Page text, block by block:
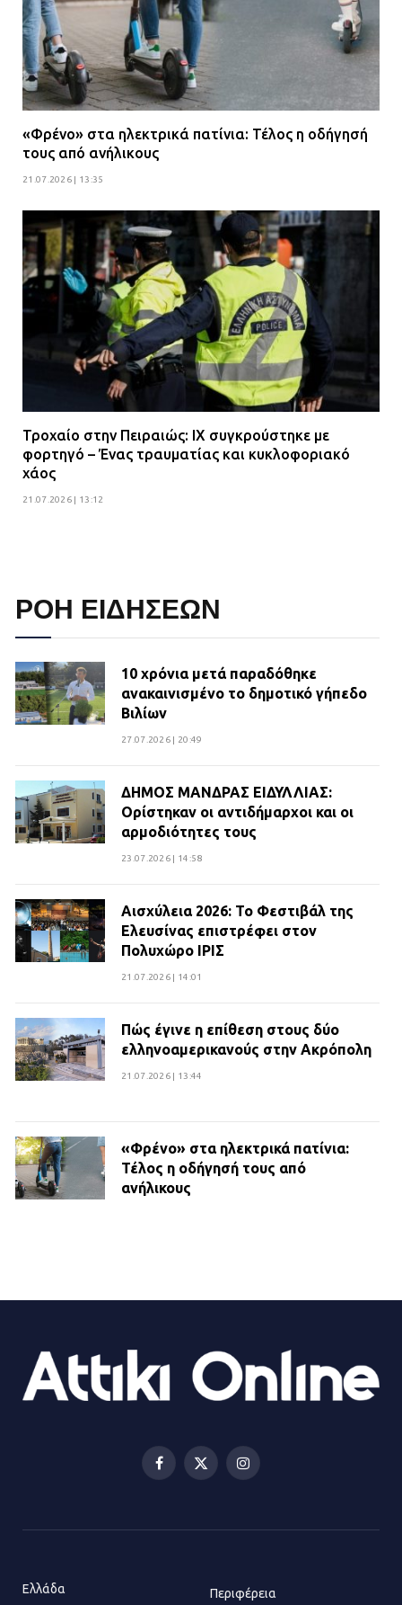
«Φρένο» στα ηλεκτρικά πατίνια: Τέλος η οδήγησή
τους από ανήλικους
21.07.2026 | 13:35
Τροχαίο στην Πειραιώς: ΙΧ συγκρούστηκε με
φορτηγό – Ένας τραυματίας και κυκλοφοριακό
χάος
21.07.2026 | 13:12
ΡΟΗ ΕΙΔΗΣΕΩΝ
10 χρόνια μετά παραδόθηκε
ανακαινισμένο το δημοτικό γήπεδο
Βιλίων
27.07.2026 | 20:49
ΔΗΜΟΣ ΜΑΝΔΡΑΣ ΕΙΔΥΛΛΙΑΣ:
Ορίστηκαν οι αντιδήμαρχοι και οι
αρμοδιότητες τους
23.07.2026 | 14:58
Αισχύλεια 2026: Το Φεστιβάλ της
Ελευσίνας επιστρέφει στον
Πολυχώρο ΙΡΙΣ
21.07.2026 | 14:01
Πώς έγινε η επίθεση στους δύο
ελληνοαμερικανούς στην Ακρόπολη
21.07.2026 | 13:44
«Φρένο» στα ηλεκτρικά πατίνια:
Τέλος η οδήγησή τους από
ανήλικους
Βριλήσσια: Αυτοκίνητο έσπασε
τζαμαρία και μπήκε μέσα σε μαγαζί
Facebook
X
Instagram
Ελλάδα Περιφέρεια